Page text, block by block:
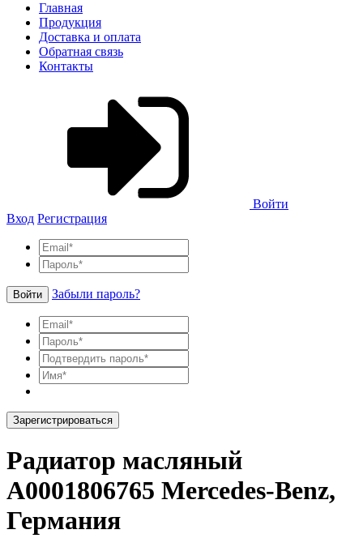
Главная
Продукция
Доставка и оплата
Обратная связь
Контакты
Войти
Вход Регистрация
Войти Забыли пароль?
Зарегистрироваться
Радиатор масляный
A0001806765 Mercedes-Benz,
Германия